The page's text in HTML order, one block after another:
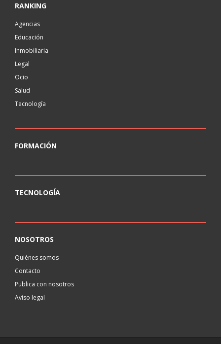
RANKING
Agencias
Educación
Inmobiliaria
Legal
Ocio
Salud
Tecnología
FORMACIÓN
TECNOLOGÍA
NOSOTROS
Quiénes somos
Contacto
Publica con nosotros
Aviso legal